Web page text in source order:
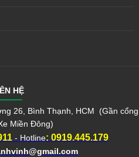
HỆ
26, Bình Thạnh, HCM (Gần cổng
Miền Đông)
- Hotline: 0919.445.179